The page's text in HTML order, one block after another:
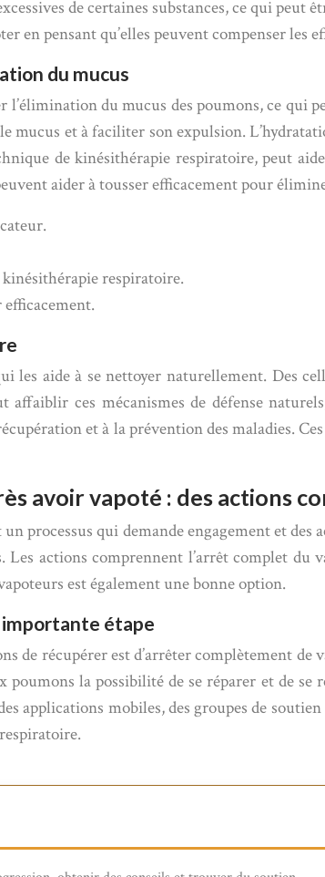
de certaines substances, ce qui
en pensant qu’elles peuvent compenser les
du mucus
du mucus des poumons, ce qui
et à faciliter son expulsion.
de kinésithérapie respiratoire, peut
aider à tousser efficacement pour
respiratoire.
les aide à se nettoyer naturellement. Des
affaiblir ces mécanismes de défense
et à la prévention des maladies.
avoir vapoté : des actions
processus qui demande engagement et
actions comprennent l’arrêt complet du
est également une bonne option.
étape
de récupérer est d’arrêter complètement
la possibilité de se réparer et de
applications mobiles, des groupes de